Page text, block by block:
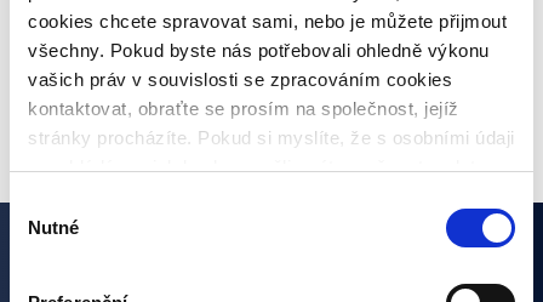
cookies chcete spravovat sami, nebo je můžete přijmout
všechny. Pokud byste nás potřebovali ohledně výkonu
vašich práv v souvislosti se zpracováním cookies
kontaktovat, obraťte se prosím na společnost, jejíž
stránky procházíte. Pokud si myslíte, že s osobními údaji
nenakládáme, jak bychom měli, máte možnost podat
však rádi, pokud se nejdříve obrátíte přímo na nás a
budeme tak moct Váš požadavek obratem vyřešit. Svoje
nastavení můžete kdykoliv změnit v zápatí stránky
Výběr
souhlasu
Nutné
VŠECHNY ČLÁNKY
Zajímají vás naše články?